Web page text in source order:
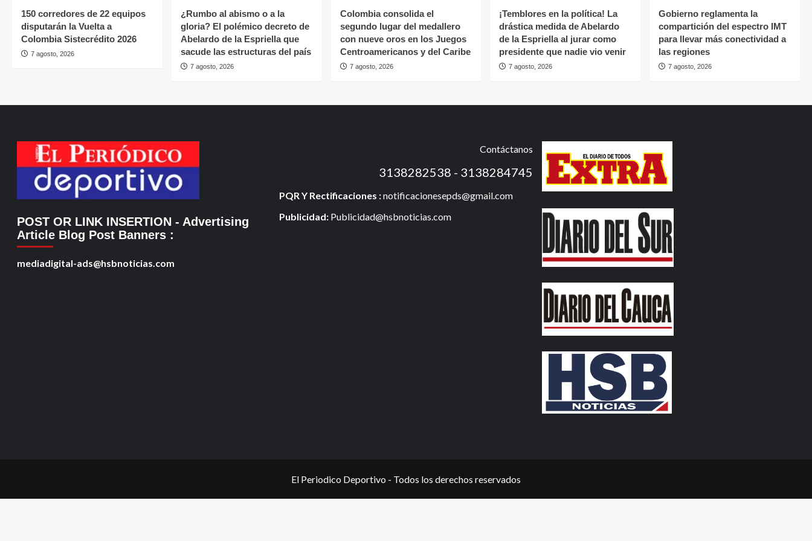
150 corredores de 22 equipos
disputarán la Vuelta a
Colombia Sistecrédito 2026
7 agosto, 2026
¿Rumbo al abismo o a la
gloria? El polémico decreto de
Abelardo de la Espriella que
sacude las estructuras del país
7 agosto, 2026
Colombia consolida el
segundo lugar del medallero
con nueve oros en los Juegos
Centroamericanos y del Caribe
7 agosto, 2026
¡Temblores en la política! La
drástica medida de Abelardo
de la Espriella al jurar como
presidente que nadie vio venir
7 agosto, 2026
Gobierno reglamenta la
compartición del espectro IMT
para llevar más conectividad a
las regiones
7 agosto, 2026
POST OR LINK INSERTION - Advertising
Article Blog Post Banners :
mediadigital-ads@hsbnoticias.com
Contáctanos
3138282538 - 3138284745
PQR Y Rectificaciones :notificacionesepds@gmail.com
Publicidad: Publicidad@hsbnoticias.com